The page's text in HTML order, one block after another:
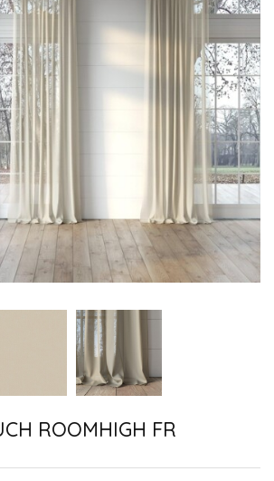
ROOMHIGH FR